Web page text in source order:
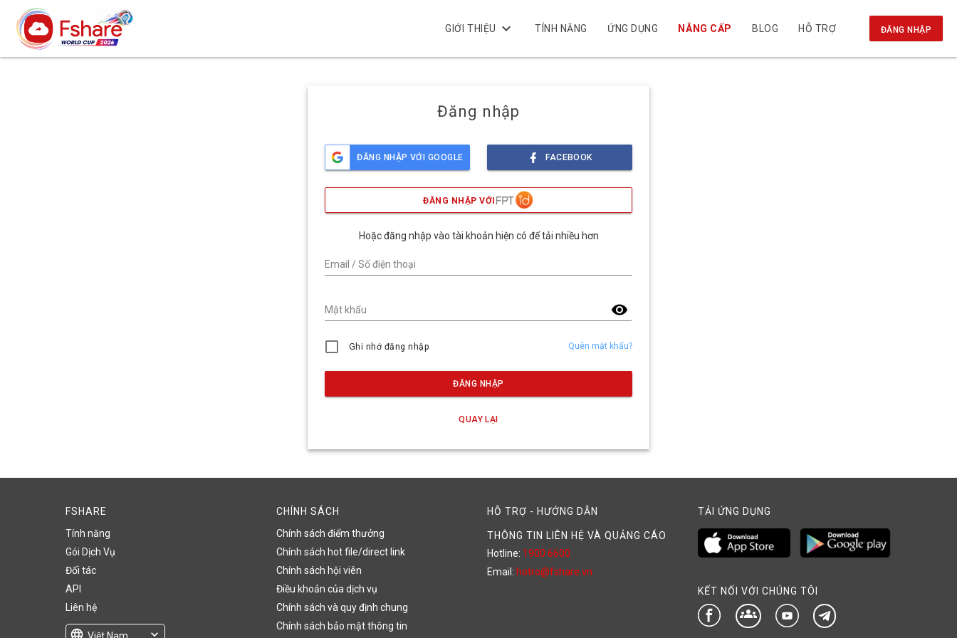
GIỚI THIỆU keyboard_arrow_down TÍNH NĂNG ỨNG DỤNG NÂNG CẤP BLOG HỖ TRỢ ĐĂNG NHẬP
Đăng nhập
ĐĂNG NHẬP VỚI GOOGLE FACEBOOK
ĐĂNG NHẬP VỚI
Hoặc đăng nhập vào tài khoản hiện có để tải nhiều hơn
Email / Số điện thoại
visibility
Mật khẩu
Ghi nhớ đăng nhập Quên mật khẩu?
ĐĂNG NHẬP
QUAY LẠI
FSHARE
Tính năng
Gói Dịch Vụ
Đối tác
API
Liên hệ
language Việt Nam expand_more
CHÍNH SÁCH
Chính sách điểm thưởng
Chính sách hot file/direct link
Chính sách hội viên
Điều khoản của dịch vụ
Chính sách và quy định chung
Chính sách bảo mật thông tin
HỖ TRỢ - HƯỚNG DẪN
THÔNG TIN LIÊN HỆ VÀ QUẢNG CÁO
Hotline: 1900 6600
Email: hotro@fshare.vn
TẢI ỨNG DỤNG
KẾT NỐI VỚI CHÚNG TÔI
groups